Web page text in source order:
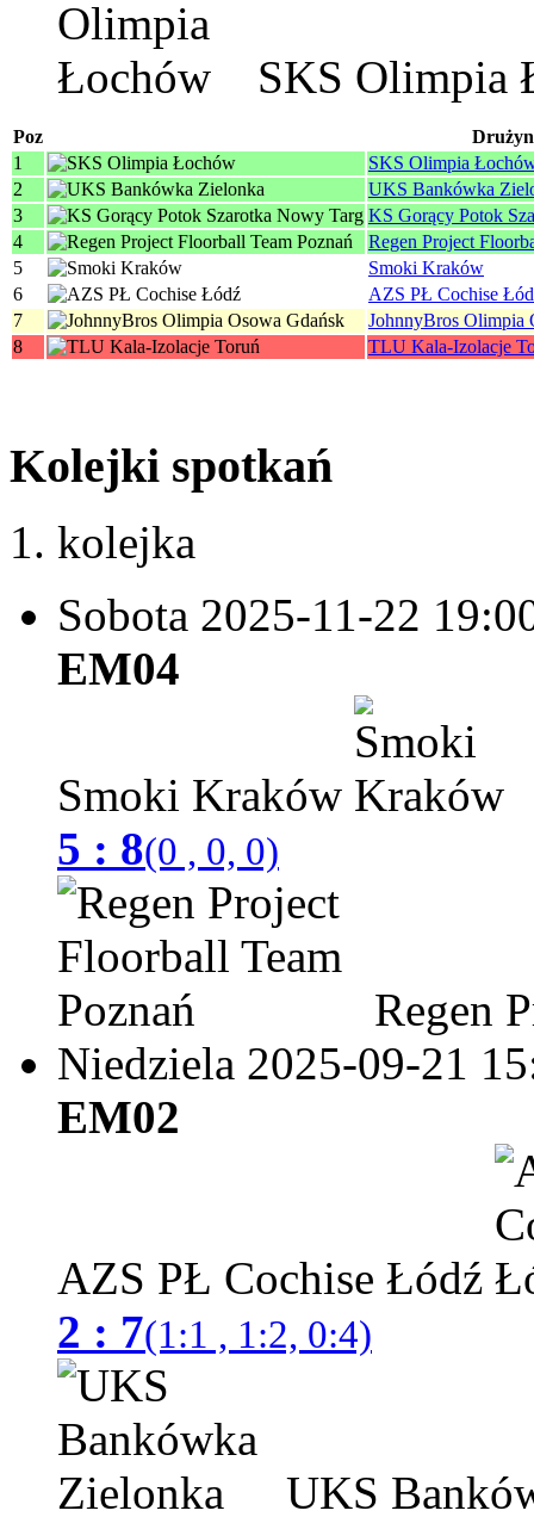
SKS Olimpia
Poz
1
SKS Olimpia
2
UKS Bankówka
3
KS Gorący Potok
4
Regen Project
5
Smoki Kraków
6
AZS PŁ Cochise
7
JohnnyBros Olimpia
8
TLU Kala-Izolacje
Kolejki spotkań
1. kolejka
Sobota 2025-11-22
EM04
Smoki Kraków
5 : 8(0 , 0, 0)
Regen
Niedziela 2025-09-21
EM02
AZS PŁ Cochise Łódź
2 : 7(1:1 , 1:2, 0:4)
UKS